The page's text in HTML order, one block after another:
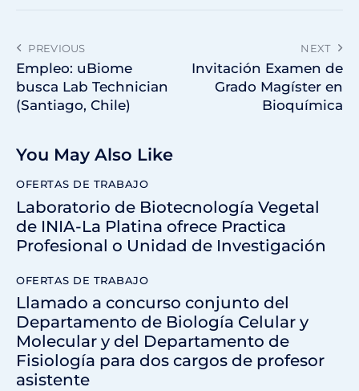
PREVIOUS
Empleo: uBiome
busca Lab Technician
(Santiago, Chile)
NEXT
Invitación Examen de
Grado Magíster en
Bioquímica
You May Also Like
OFERTAS DE TRABAJO
Laboratorio de Biotecnología Vegetal
de INIA-La Platina ofrece Practica
Profesional o Unidad de Investigación
OFERTAS DE TRABAJO
Llamado a concurso conjunto del
Departamento de Biología Celular y
Molecular y del Departamento de
Fisiología para dos cargos de profesor
asistente